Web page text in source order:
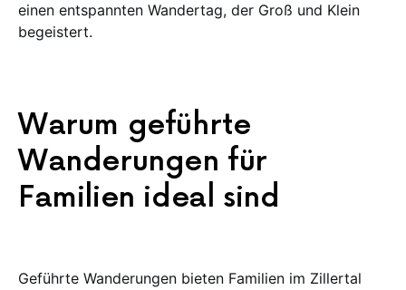
einen entspannten Wandertag, der Groß und Klein
begeistert.
Warum geführte
Wanderungen für
Familien ideal sind
Geführte Wanderungen bieten Familien im Zillertal